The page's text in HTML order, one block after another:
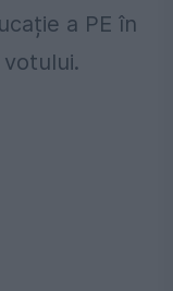
a PE în